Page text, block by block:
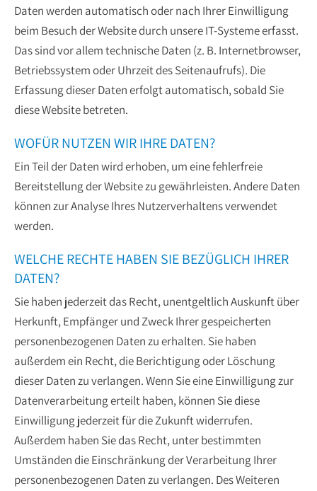
Daten werden automatisch oder nach Ihrer Einwilligung
beim Besuch der Website durch unsere IT-Systeme erfasst.
Das sind vor allem technische Daten (z. B. Internetbrowser,
Betriebssystem oder Uhrzeit des Seitenaufrufs). Die
Erfassung dieser Daten erfolgt automatisch, sobald Sie
diese Website betreten.
WOFÜR NUTZEN WIR IHRE DATEN?
Ein Teil der Daten wird erhoben, um eine fehlerfreie
Bereitstellung der Website zu gewährleisten. Andere Daten
können zur Analyse Ihres Nutzerverhaltens verwendet
werden.
WELCHE RECHTE HABEN SIE BEZÜGLICH IHRER
DATEN?
Sie haben jederzeit das Recht, unentgeltlich Auskunft über
Herkunft, Empfänger und Zweck Ihrer gespeicherten
personenbezogenen Daten zu erhalten. Sie haben
außerdem ein Recht, die Berichtigung oder Löschung
dieser Daten zu verlangen. Wenn Sie eine Einwilligung zur
Datenverarbeitung erteilt haben, können Sie diese
Einwilligung jederzeit für die Zukunft widerrufen.
Außerdem haben Sie das Recht, unter bestimmten
Umständen die Einschränkung der Verarbeitung Ihrer
personenbezogenen Daten zu verlangen. Des Weiteren